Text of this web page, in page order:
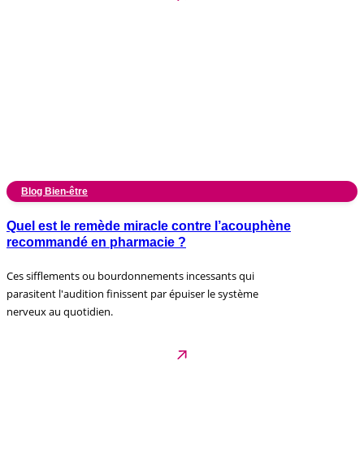
Blog Bien-être
Quel est le remède miracle contre l’acouphène
recommandé en pharmacie ?
Ces sifflements ou bourdonnements incessants qui
parasitent l'audition finissent par épuiser le système
nerveux au quotidien.